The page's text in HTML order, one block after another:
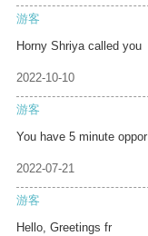
游客
Horny Shriya called you
2022-10-10
游客
You have 5 minute oppor
2022-07-21
游客
Hello, Greetings fr